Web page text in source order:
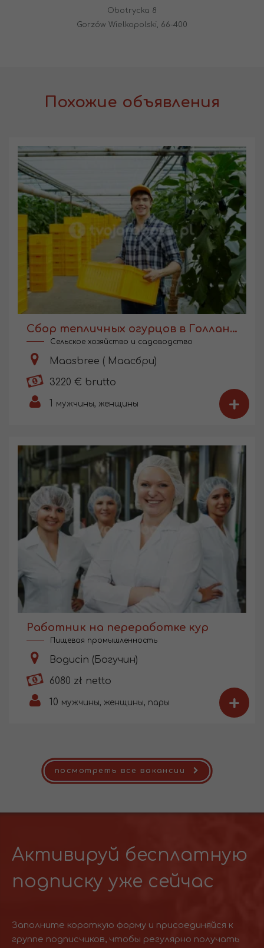
Obotrycka 8
Gorzów Wielkopolski, 66-400
Похожие объявления
Сбор тепличных огурцов в Голландии
Сельское хозяйство и садоводство
Maasbree ( Маасбри)
3220 € brutto
1 мужчины, женщины +
Работник на переработке кур
Пищевая промышленность
Bogucin (Богучин)
6080 zł netto
10 мужчины, женщины, пары +
посмотреть все вакансии
Активируй бесплатную
подписку уже сейчас
Заполните короткую форму и присоединяйся к
группе подписчиков, чтобы регулярно получать